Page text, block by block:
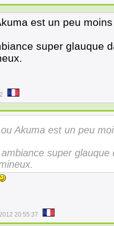
est un peu
super glauque
Akuma est un peu
super
20:55:37